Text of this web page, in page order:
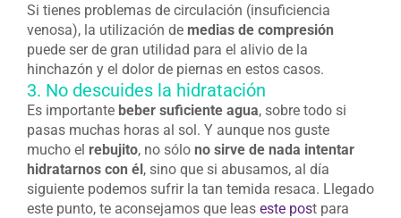
Si tienes problemas de circulación (insuficiencia
venosa), la utilización de medias de compresión
puede ser de gran utilidad para el alivio de la
hinchazón y el dolor de piernas en estos casos.
3. No descuides la hidratación
Es importante beber suficiente agua, sobre todo si
pasas muchas horas al sol. Y aunque nos guste
mucho el rebujito, no sólo no sirve de nada intentar
hidratarnos con él, sino que si abusamos, al día
siguiente podemos sufrir la tan temida resaca. Llegado
este punto, te aconsejamos que leas este post para